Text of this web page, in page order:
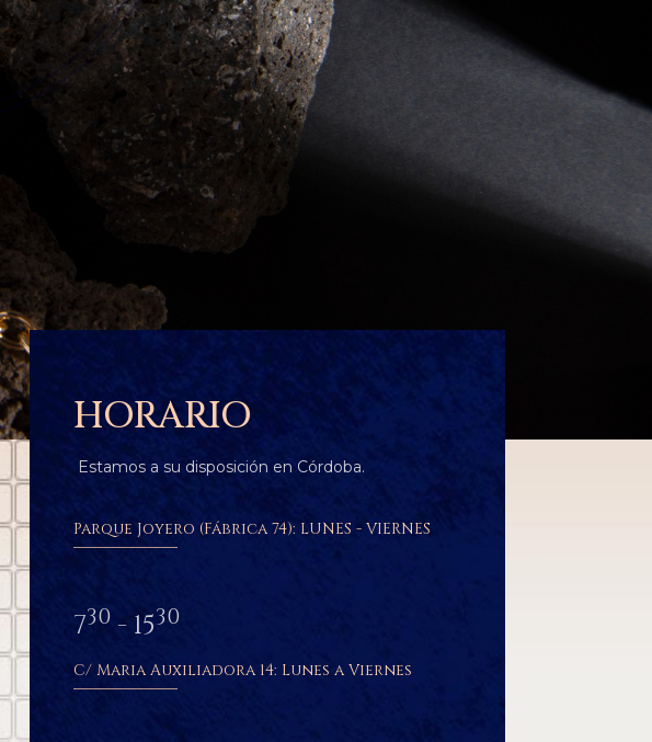
HORARIO
Estamos a su disposición en Córdoba.
Parque Joyero (Fábrica 74): LUNES - VIERNES
730- 1530
C/ Maria Auxiliadora 14: Lunes a Viernes